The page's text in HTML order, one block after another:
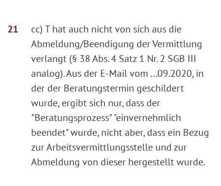
cc) T hat auch nicht von sich aus die
Abmeldung/Beendigung der Vermittlung
verlangt (§ 38 Abs. 4 Satz 1 Nr. 2 SGB III
analog). Aus der E-Mail vom ...09.2020, in
der der Beratungstermin geschildert
wurde, ergibt sich nur, dass der
"Beratungsprozess" "einvernehmlich
beendet" wurde, nicht aber, dass ein Bezug
zur Arbeitsvermittlungsstelle und zur
Abmeldung von dieser hergestellt wurde.